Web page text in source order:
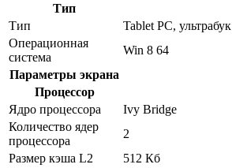
Тип
Тип
Tablet PC, ультрабук
Операционная
система
Win 8 64
Параметры экрана
Процессор
Ядро процессора
Ivy Bridge
Количество ядер
процессора
2
Размер кэша L2
512 Кб